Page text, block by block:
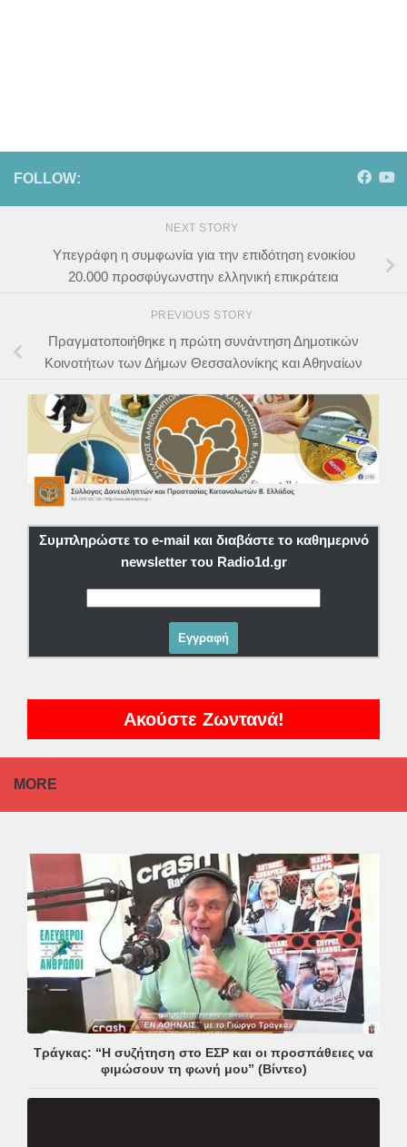
FOLLOW:
NEXT STORY
Υπεγράφη η συμφωνία για την επιδότηση ενοικίου
20.000 προσφύγωνστην ελληνική επικράτεια
PREVIOUS STORY
Πραγματοποιήθηκε η πρώτη συνάντηση Δημοτικών
Κοινοτήτων των Δήμων Θεσσαλονίκης και Αθηναίων
Συμπληρώστε το e-mail και διαβάστε το καθημερινό
newsletter του Radio1d.gr
Ακούστε Ζωντανά!
MORE
Τράγκας: “Η συζήτηση στο ΕΣΡ και οι προσπάθειες να
φιμώσουν τη φωνή μου” (Βίντεο)